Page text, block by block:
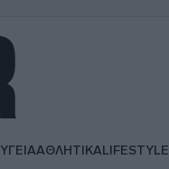
ΥΓΕΙΑΑΘΛΗΤΙΚΑLIFESTYLE